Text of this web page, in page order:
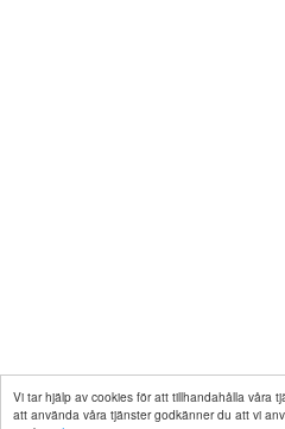
Vi tar hjälp av cookies för att tillhandahålla våra
att använda våra tjänster godkänner du att vi
Copyright © 2026